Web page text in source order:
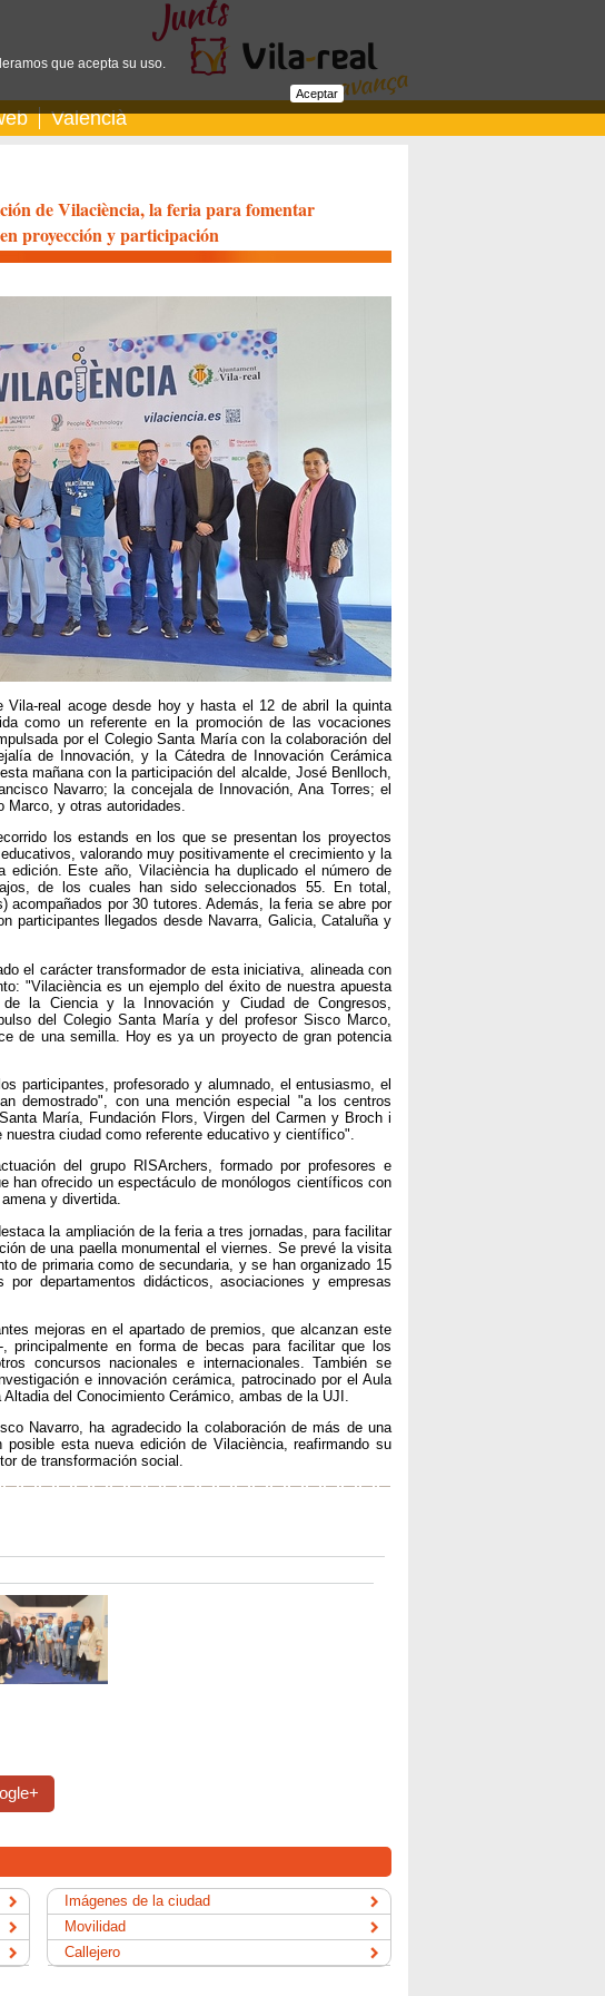
Valencià
de Vilaciència, la feria para fomentar
proyección y participación
Vila-real acoge desde hoy y hasta el 12 de abril la quinta
como un referente en la promoción de las vocaciones
por el Colegio Santa María con la colaboración del
de Innovación, y la Cátedra de Innovación Cerámica
mañana con la participación del alcalde, José Benlloch,
Navarro; la concejala de Innovación, Ana Torres; el
y otras autoridades.
los estands en los que se presentan los proyectos
valorando muy positivamente el crecimiento y la
edición. Este año, Vilaciència ha duplicado el número de
de los cuales han sido seleccionados 55. En total,
por 30 tutores. Además, la feria se abre por
participantes llegados desde Navarra, Galicia, Cataluña y
el carácter transformador de esta iniciativa, alineada con
"Vilaciència es un ejemplo del éxito de nuestra apuesta
la Ciencia y la Innovación y Ciudad de Congresos,
del Colegio Santa María y del profesor Sisco Marco,
de una semilla. Hoy es ya un proyecto de gran potencia
participantes, profesorado y alumnado, el entusiasmo, el
demostrado", con una mención especial "a los centros
María, Fundación Flors, Virgen del Carmen y Broch i
ciudad como referente educativo y científico".
del grupo RISArchers, formado por profesores e
han ofrecido un espectáculo de monólogos científicos con
y divertida.
la ampliación de la feria a tres jornadas, para facilitar
de una paella monumental el viernes. Se prevé la visita
de primaria como de secundaria, y se han organizado 15
departamentos didácticos, asociaciones y empresas
mejoras en el apartado de premios, que alcanzan este
principalmente en forma de becas para facilitar que los
concursos nacionales e internacionales. También se
e innovación cerámica, patrocinado por el Aula
del Conocimiento Cerámico, ambas de la UJI.
Navarro, ha agradecido la colaboración de más de una
esta nueva edición de Vilaciència, reafirmando su
de transformación social.
Imágenes de la ciudad
Movilidad
Callejero
que acepta su uso.
Aceptar